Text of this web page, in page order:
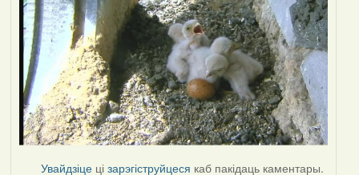
Увайдзіце цізарэгіструйцеся каб пакідаць каментары.